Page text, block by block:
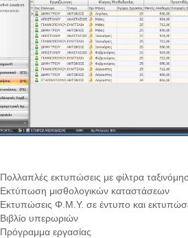
Πολλαπλές εκτυπώσεις με φίλτρα
Εκτύπωση μισθολογικών καταστάσεων
Εκτυπώσεις Φ.Μ.Υ. σε έντυπο και
Βιβλίο υπερωριών
Πρόγραμμα εργασίας